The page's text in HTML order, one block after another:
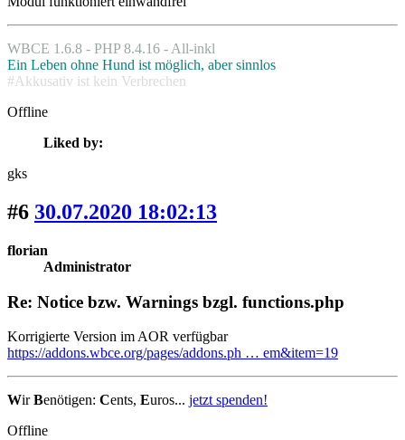
WBCE 1.6.8 - PHP 8.4.16 - All-inkl
Ein Leben ohne Hund ist möglich, aber sinnlos
#Akkusativ ist kein Verbrechen
Offline
Liked by:
gks
#6 30.07.2020 18:02:13
florian
Administrator
Re: Notice bzw. Warnings bzgl. functions.php
Korrigierte Version im AOR verfügbar
https://addons.wbce.org/pages/addons.ph … em&item=19
WirBenötigen: Cents, Euros... jetzt spenden!
Offline